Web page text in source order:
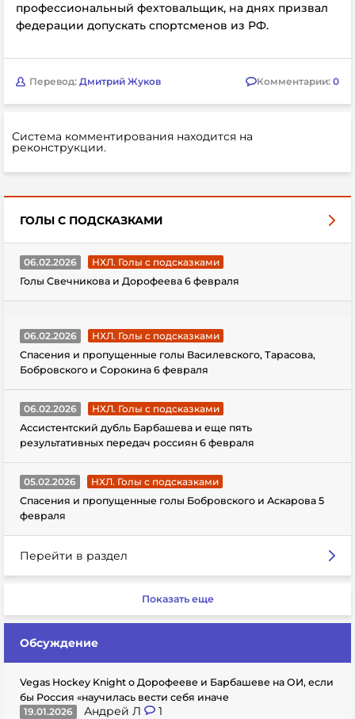
профессиональный фехтовальщик, на днях призвал
федерации допускать спортсменов из РФ.
Перевод: Дмитрий Жуков Комментарии: 0
Система комментирования находится на
реконструкции.
ГОЛЫ С ПОДСКАЗКАМИ
06.02.2026
НХЛ. Голы с подсказками
Голы Свечникова и Дорофеева 6 февраля
06.02.2026
НХЛ. Голы с подсказками
Спасения и пропущенные голы Василевского, Тарасова,
Бобровского и Сорокина 6 февраля
06.02.2026
НХЛ. Голы с подсказками
Ассистентский дубль Барбашева и еще пять
результативных передач россиян 6 февраля
05.02.2026
НХЛ. Голы с подсказками
Спасения и пропущенные голы Бобровского и Аскарова 5
февраля
Перейти в раздел
Показать еще
Обсуждение
Vegas Hockey Knight о Дорофееве и Барбашеве на ОИ, если
бы Россия «научилась вести себя иначе
19.01.2026
Андрей Л 1